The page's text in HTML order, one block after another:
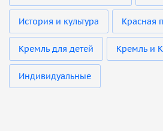
История и культура Красная
Кремль для детей Кремль и
Индивидуальные